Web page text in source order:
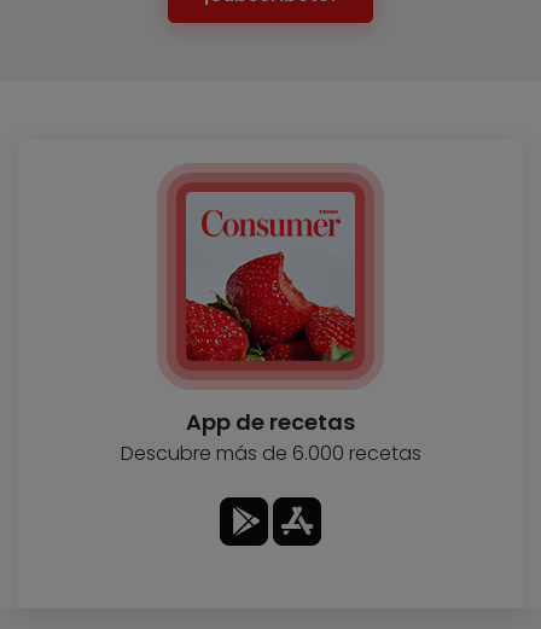
App de recetas
Descubre más de 6.000 recetas